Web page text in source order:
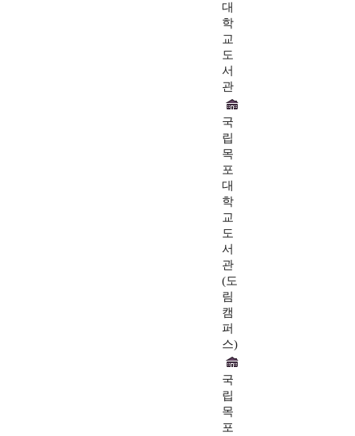
대
학
교
도
서
관
국
립
목
포
대
학
교
도
서
관
(도
림
캠
퍼
스)
국
립
목
포